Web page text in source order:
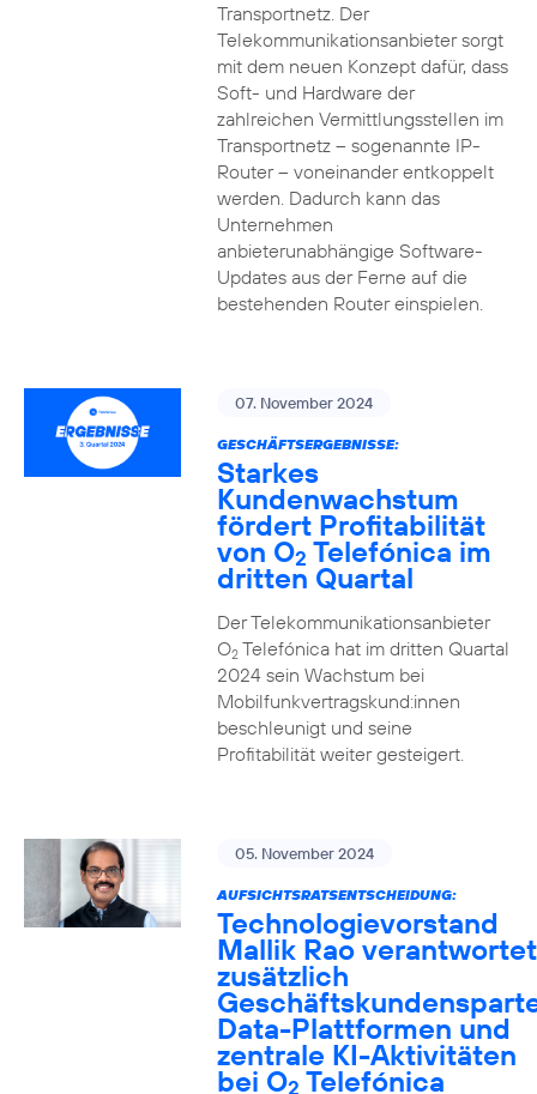
Transportnetz. Der
Telekommunikationsanbieter sorgt
mit dem neuen Konzept dafür, dass
Soft- und Hardware der
zahlreichen Vermittlungsstellen im
Transportnetz – sogenannte IP-
Router – voneinander entkoppelt
werden. Dadurch kann das
Unternehmen
anbieterunabhängige Software-
Updates aus der Ferne auf die
bestehenden Router einspielen.
07. November 2024
GESCHÄFTSERGEBNISSE:
Starkes
Kundenwachstum
fördert Profitabilität
von O2 Telefónica im
dritten Quartal
Der Telekommunikationsanbieter
O2Telefónica hat im dritten Quartal
2024 sein Wachstum bei
Mobilfunkvertragskund:innen
beschleunigt und seine
Profitabilität weiter gesteigert.
05. November 2024
AUFSICHTSRATSENTSCHEIDUNG:
Technologievorstand
Mallik Rao verantwortet
zusätzlich
Data-Plattformen und
zentrale KI-Aktivitäten
bei O2 Telefónica